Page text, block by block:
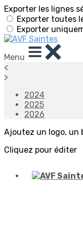
Exporter les lignes
Exporter toutes
Exporter
Menu
<
>
2024
2025
2026
Ajoutez un logo, un
Cliquez pour éditer